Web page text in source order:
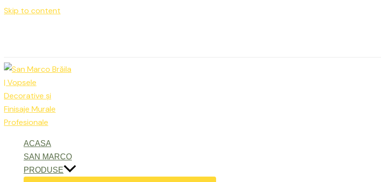
Skip to content
ACASA
SAN MARCO
PRODUSE